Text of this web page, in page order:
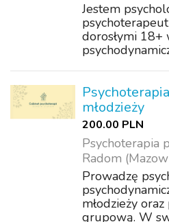
Jestem
dorosłymi 18+
dorosłe (18+),
kryzysy,
traumatycz...
młodzieży
200.00 PLN
Psychoterapia
Radom
Prowadzę
młodzieży
grupową. W